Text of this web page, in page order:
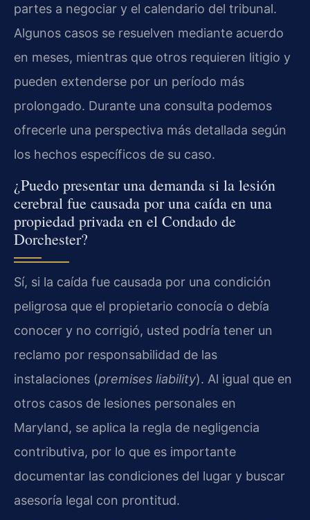
partes a negociar y el calendario del tribunal.
Algunos casos se resuelven mediante acuerdo
en meses, mientras que otros requieren litigio y
pueden extenderse por un período más
prolongado. Durante una consulta podemos
ofrecerle una perspectiva más detallada según
los hechos específicos de su caso.
¿Puedo presentar una demanda si la lesión
cerebral fue causada por una caída en una
propiedad privada en el Condado de
Dorchester?
Sí, si la caída fue causada por una condición
peligrosa que el propietario conocía o debía
conocer y no corrigió, usted podría tener un
reclamo por responsabilidad de las
instalaciones (premises liability). Al igual que en
otros casos de lesiones personales en
Maryland, se aplica la regla de negligencia
contributiva, por lo que es importante
documentar las condiciones del lugar y buscar
asesoría legal con prontitud.